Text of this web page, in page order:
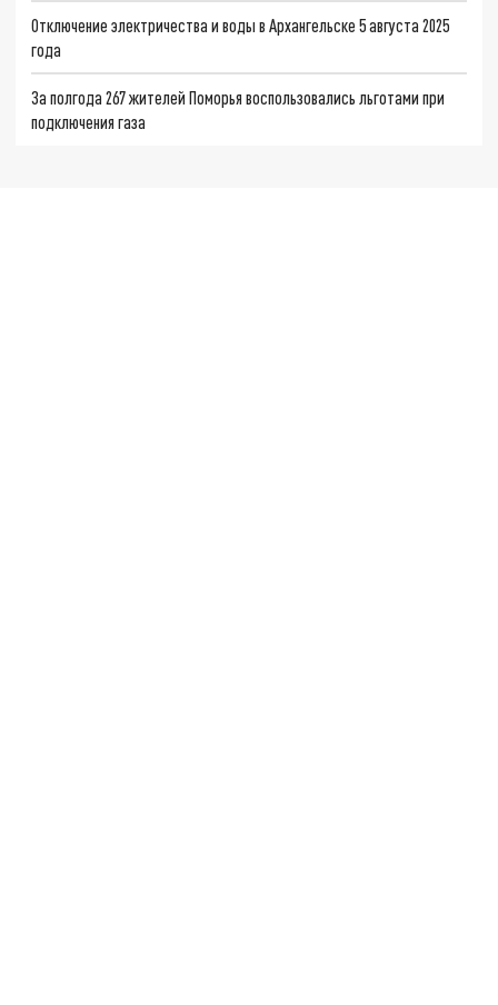
Отключение электричества и воды в Архангельске 5 августа 2025
года
За полгода 267 жителей Поморья воспользовались льготами при
подключения газа